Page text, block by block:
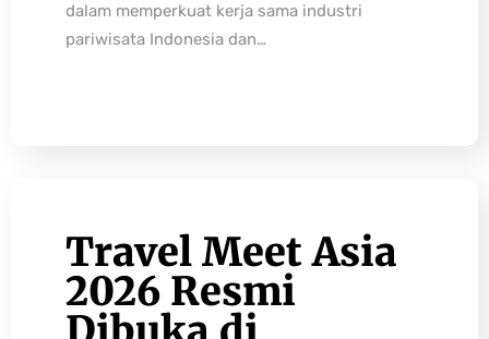
dalam memperkuat kerja sama industri
pariwisata Indonesia dan…
Travel Meet Asia
2026 Resmi